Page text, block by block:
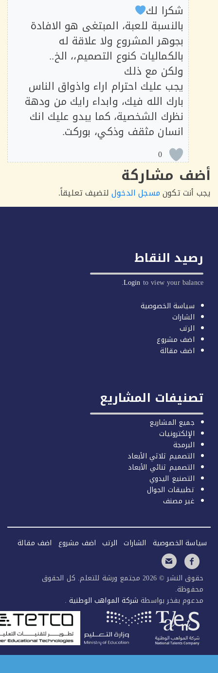
شكرا لك
بالنسبة للعبة، المبتغى هو الافادة
بجوهر المشروع ولا علاقة له
بالكماليات كنوع التصميم،، الخ..
ولكن مع ذلك
يجب عليك احترام اراء واذواق الناس
بارك الله فيك، وابداء رايك من ودهة
نظرك الشخصية، كما يبدو عليك انك
انسان مثقف وذكي، بوركت.
0
مشاركة
تكونمسجل الدخوللتضيف تعليقاً.
النقاط
Loginto view your
سياسة الخصوصية
الشارات
الرتب
اضف مشروع
اضف مقالة
المشاريع
جميع المشاريع
الإلكترونيات
البرمجة
التصميم ثلاثي الأبعاد
التصميم ثنائي الأبعاد
التصنيع اليدوي
تطبيقات الجوال
غير مصنف
الخصوصية الشارات الرتب اضف مشروع اضف مقالة
حقوق النشر © 2026 مجتمع ورشة للتعلم. كل الحقوق
بفخر بواسطةشركة المواهب الوطنية.